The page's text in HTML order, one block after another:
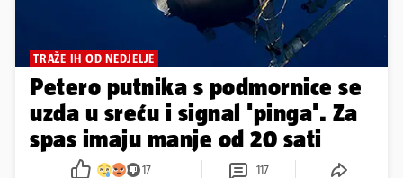
TRAŽE IH OD NEDJELJE
Petero putnika s podmornice se
uzda u sreću i signal 'pinga'. Za
spas imaju manje od 20 sati
17 117